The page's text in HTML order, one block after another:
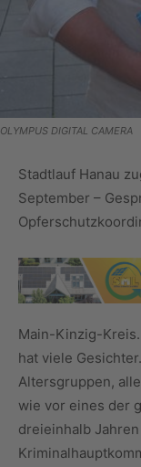
OLYMPUS DIGITAL CAMERA
Stadtlauf Hanau
September –
Main-Kinzig-
hat viele
Altersgruppen,
wie vor eines der
dreieinhalb